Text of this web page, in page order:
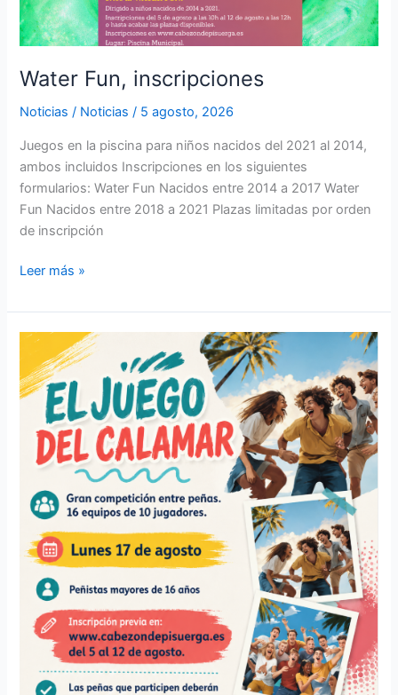
Water Fun, inscripciones
Noticias / Noticias/ 5 agosto, 2026
Juegos en la piscina para niños nacidos del 2021 al 2014,
ambos incluidos Inscripciones en los siguientes
formularios: Water Fun Nacidos entre 2014 a 2017 Water
Fun Nacidos entre 2018 a 2021 Plazas limitadas por orden
de inscripción
Leer más »
Inscripciones,
El
Juego
Calamar